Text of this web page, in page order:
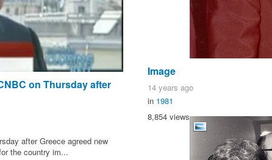
on Thursday after
after Greece agreed new
the country im...
Image
14 years ago
in 1981
8,854 views